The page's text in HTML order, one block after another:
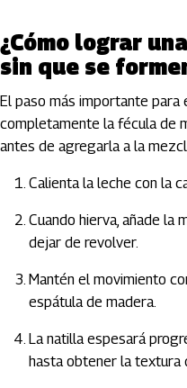
¿Cómo lograr
sin que se
El paso más importante
completamente la fécula de
antes de agregarla a la
Calienta la leche con la
Cuando hierva, añade la
dejar de revolver.
Mantén el movimiento
espátula de madera.
La natilla espesará
hasta obtener la textura